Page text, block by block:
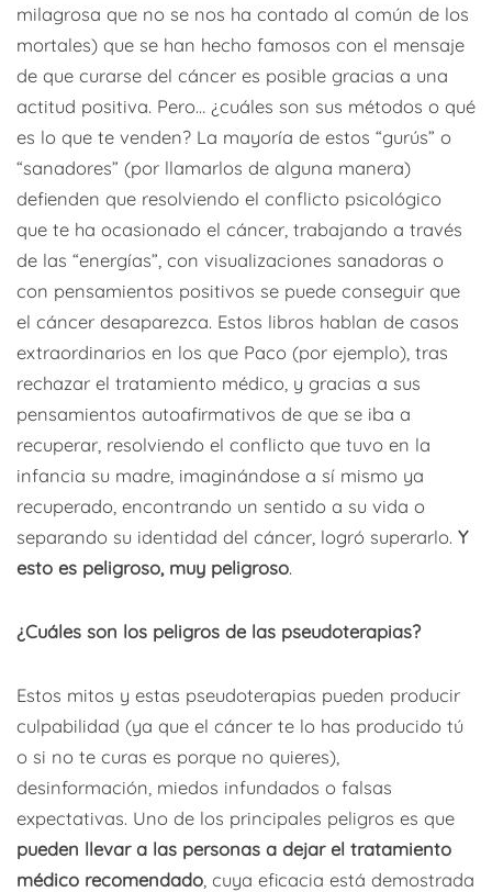
milagrosa que no se nos ha contado al común de los
mortales) que se han hecho famosos con el mensaje
de que curarse del cáncer es posible gracias a una
actitud positiva. Pero… ¿cuáles son sus métodos o qué
es lo que te venden? La mayoría de estos “gurús” o
“sanadores” (por llamarlos de alguna manera)
defienden que resolviendo el conflicto psicológico
que te ha ocasionado el cáncer, trabajando a través
de las “energías”, con visualizaciones sanadoras o
con pensamientos positivos se puede conseguir que
el cáncer desaparezca. Estos libros hablan de casos
extraordinarios en los que Paco (por ejemplo), tras
rechazar el tratamiento médico, y gracias a sus
pensamientos autoafirmativos de que se iba a
recuperar, resolviendo el conflicto que tuvo en la
infancia su madre, imaginándose a sí mismo ya
recuperado, encontrando un sentido a su vida o
separando su identidad del cáncer, logró superarlo. Y
esto es peligroso, muy peligroso.
¿Cuáles son los peligros de las pseudoterapias?
Estos mitos y estas pseudoterapias pueden producir
culpabilidad (ya que el cáncer te lo has producido tú
o si no te curas es porque no quieres),
desinformación, miedos infundados o falsas
expectativas. Uno de los principales peligros es que
pueden llevar a las personas a dejar el tratamiento
médico recomendado , cuya eficacia está demostrada